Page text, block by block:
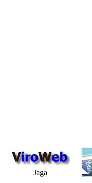
Jaga